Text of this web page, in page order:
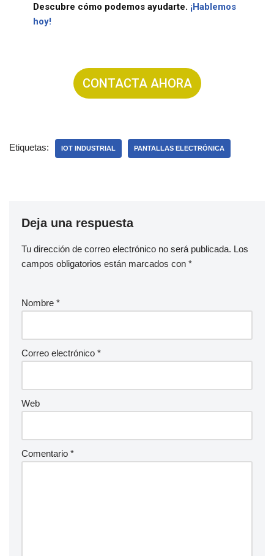
Descubre cómo podemos ayudarte. ¡Hablemos
hoy!
CONTACTA AHORA
Etiquetas: IOT INDUSTRIAL PANTALLAS ELECTRÓNICA
Deja una respuesta
Tu dirección de correo electrónico no será publicada. Los
campos obligatorios están marcados con *
Nombre *
Correo electrónico *
Web
Comentario *